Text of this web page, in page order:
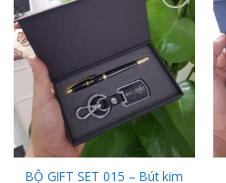
Add to
Wishlist
BỘ GIFT SET 015 – Bút kim